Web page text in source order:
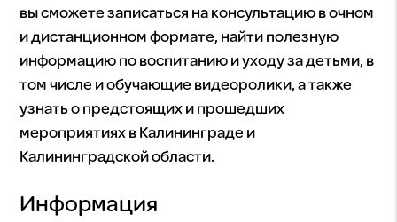
вы сможете записаться на консультацию в очном
и дистанционном формате, найти полезную
информацию по воспитанию и уходу за детьми, в
том числе и обучающие видеоролики, а также
узнать о предстоящих и прошедших
мероприятиях в Калининграде и
Калининградской области.
Информация